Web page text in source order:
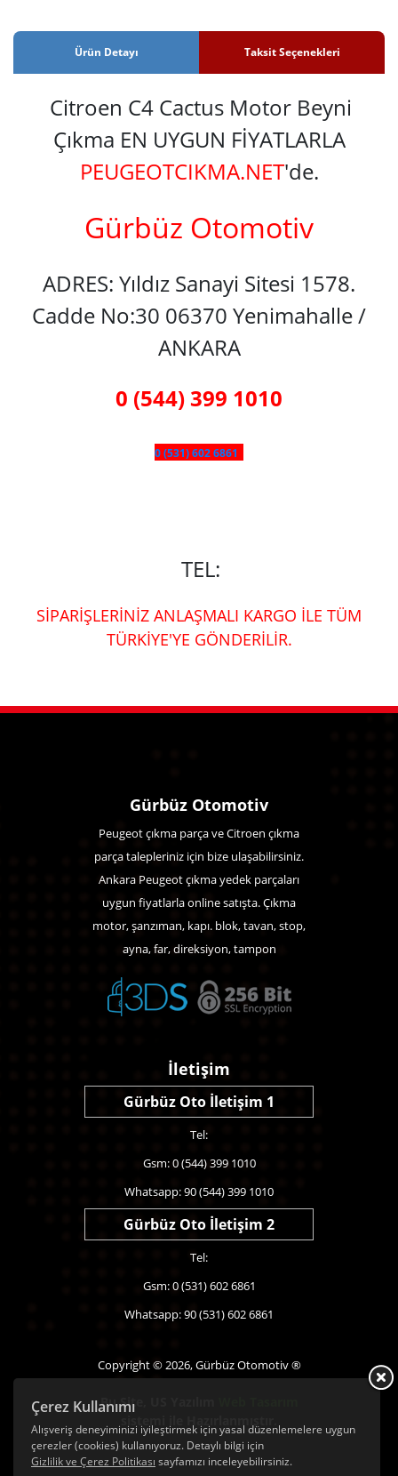
Ürün Detayı Taksit Seçenekleri
Citroen C4 Cactus Motor Beyni
Çıkma EN UYGUN FİYATLARLA
PEUGEOTCIKMA.NET'de.
Gürbüz Otomotiv
ADRES: Yıldız Sanayi Sitesi 1578.
Cadde No:30 06370 Yenimahalle /
ANKARA
0 (544) 399 1010
0 (531) 602 6861
TEL:
SİPARİŞLERİNİZ ANLAŞMALI KARGO İLE TÜM
TÜRKİYE'YE GÖNDERİLİR.
Çerez Kullanımı
Alışveriş deneyiminizi iyileştirmek için yasal düzenlemelere uygun
çerezler (cookies) kullanıyoruz. Detaylı bilgi için
Gizlilik ve Çerez Politikası sayfamızı inceleyebilirsiniz.
Gürbüz Otomotiv
Peugeot çıkma parça ve Citroen çıkma
parça talepleriniz için bize ulaşabilirsiniz.
Ankara Peugeot çıkma yedek parçaları
uygun fiyatlarla online satışta. Çıkma
motor, şanzıman, kapı. blok, tavan, stop,
ayna, far, direksiyon, tampon
İletişim
Gürbüz Oto İletişim 1
Tel:
Gsm: 0 (544) 399 1010
Whatsapp: 90 (544) 399 1010
Gürbüz Oto İletişim 2
Tel:
Gsm: 0 (531) 602 6861
Whatsapp: 90 (531) 602 6861
Copyright © 2026, Gürbüz Otomotiv ®
Bu Site,